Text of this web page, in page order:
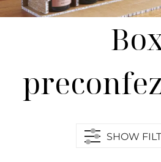
SHOW